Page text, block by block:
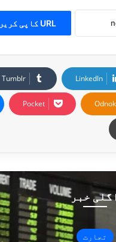
URL کاپی کریں
LinkedIn
Tumblr
Pocket
خبر
تجارت